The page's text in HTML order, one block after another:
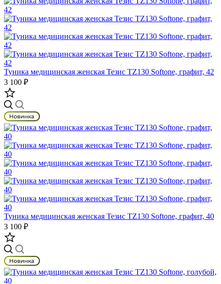
Туника медицинская женская Тезис TZ130 Softone, графит, 42
3 100 ₽
Туника медицинская женская Тезис TZ130 Softone, графит, 40
3 100 ₽